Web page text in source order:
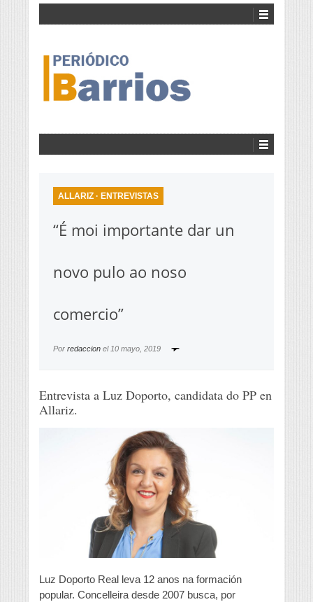
ALLARIZ · ENTREVISTAS
“É moi importante dar un
novo pulo ao noso
comercio”
Por redaccion el 10 mayo, 2019
Entrevista a Luz Doporto, candidata do PP en
Allariz.
Luz Doporto Real leva 12 anos na formación
popular. Concelleira desde 2007 busca, por